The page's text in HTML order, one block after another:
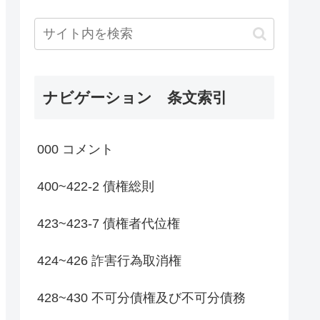
ナビゲーション 条文索引
000 コメント
400~422-2 債権総則
423~423-7 債権者代位権
424~426 詐害行為取消権
428~430 不可分債権及び不可分債務